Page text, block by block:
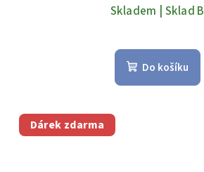
Skladem | Sklad B
Do košíku
Dárek zdarma